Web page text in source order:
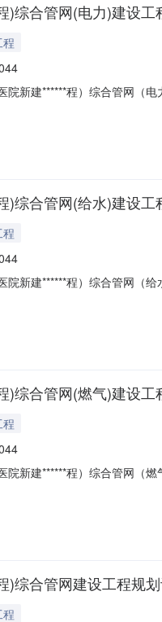
)综合管网(电力)建设
程
院新建******程）综合管网（
)综合管网(给水)建设
程
院新建******程）综合管网（
)综合管网(燃气)建设
程
院新建******程）综合管网（
)综合管网建设工程规
程